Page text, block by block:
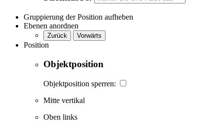
Gruppierung der Position aufheben
Ebenen anordnen
Zurück Vorwärts
Position
Objektposition
Objektposition sperren:
Mitte vertikal
Oben links